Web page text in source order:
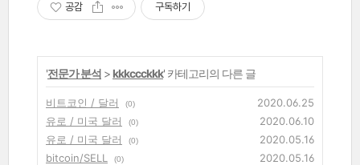
공감 구독하기
'전문가 분석 > kkkccckkk' 카테고리의 다른 글
비트코인 / 달러 (0)
2020.06.25
유로 / 미국 달러
(0)
2020.06.10
유로 / 미국 달러
(0)
2020.05.16
bitcoin/SELL
(0)
2020.05.16